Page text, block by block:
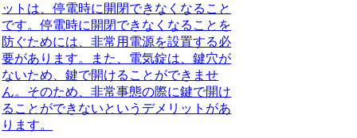
ットは、停電時に開閉できなくなること
です。停電時に開閉できなくなることを
防ぐためには、非常用電源を設置する必
要があります。また、電気錠は、鍵穴が
ないため、鍵で開けることができませ
ん。そのため、非常事態の際に鍵で開け
ることができないというデメリットがあ
ります。